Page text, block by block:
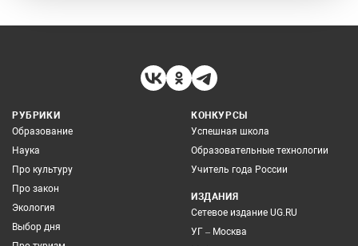
РУБРИКИ
Образование
Наука
Про культуру
Про закон
Экология
Выбор дня
КОНКУРСЫ
Успешная школа
Образовательные технологии
Учитель года России
ИЗДАНИЯ
Сетевое издание UG.RU
УГ – Москва